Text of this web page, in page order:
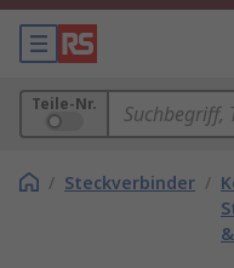
Teile-Nr.
/ Steckverbinder /